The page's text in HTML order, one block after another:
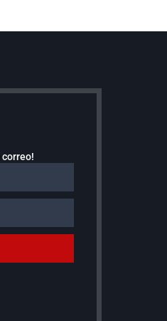
correo!